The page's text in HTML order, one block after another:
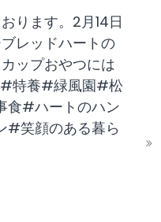
ります。2月14日
レッドハートの
ップおやつには
#特養#緑風園#松
食#ハートのハン
笑顔のある暮ら